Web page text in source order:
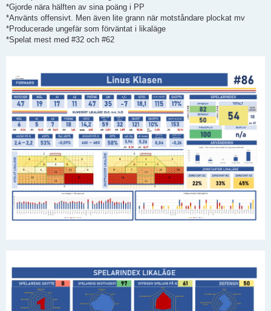
*Gjorde nära hälften av sina poäng i PP
*Använts offensivt. Men även lite grann när motståndare plockat mv
*Producerade ungefär som förväntat i likaläge
*Spelat mest med #32 och #62